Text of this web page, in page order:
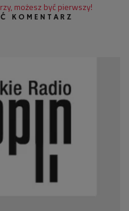
możesz być pierwszy!
KOMENTARZ